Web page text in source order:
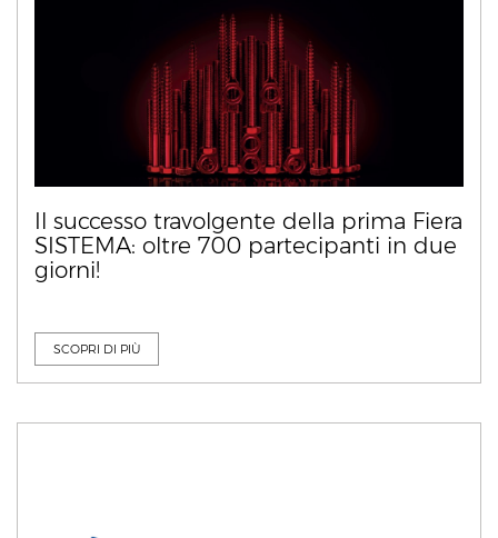
Il successo travolgente della prima Fiera
SISTEMA: oltre 700 partecipanti in due
giorni!
SCOPRI DI PIÙ